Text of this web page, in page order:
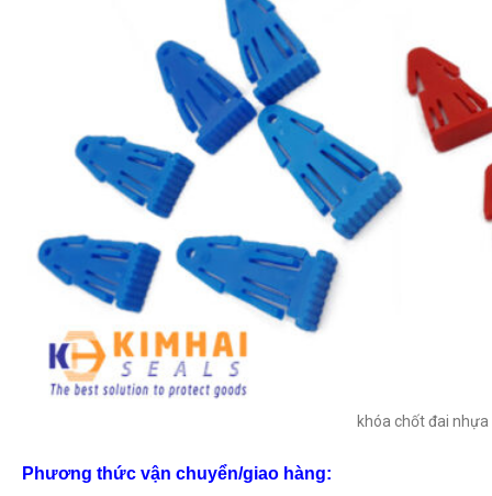
khóa chốt đai nhựa
Phương thức vận chuyển/giao hàng: